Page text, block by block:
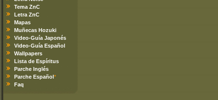
Tema ZnC
Letra ZnC
Mapas
Muñecas Hozuki
Video-Guía Japonés
Video-Guía Español
Wallpapers
Lista de Espíritus
Parche Inglés
Parche Español*
Faq